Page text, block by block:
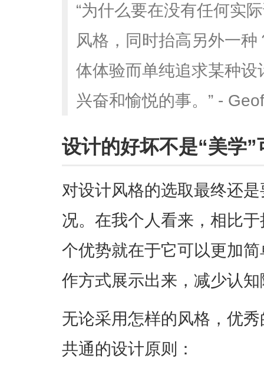
“为什么要在没有任何实
风格，同时抬高另外一
体体验而单纯追求某种
兴奋和愉悦的事。” -
设计的好坏不是“美学”
对设计风格的选取最终还
况。在我个人看来，相比
个优势就在于它可以更加
作方式展示出来，减少认
无论采用怎样的风格，优
共通的设计原则：